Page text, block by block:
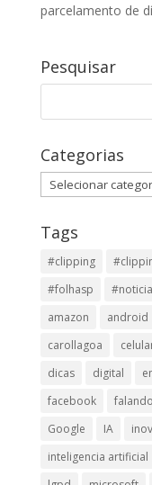
parcelamento de
Pesquisar
Categorias
Categorias
Tags
#clipping
#folhasp
amazon
android
carollagoa
dicas
digital
facebook
Google
IA
inteligencia artificial